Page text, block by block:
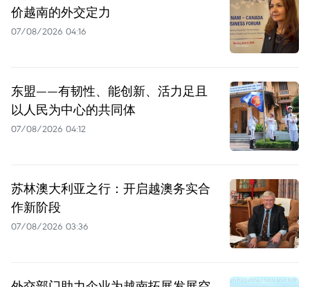
价越南的外交定力
07/08/2026 04:16
东盟——有韧性、能创新、活力足且
以人民为中心的共同体
07/08/2026 04:12
苏林澳大利亚之行：开启越澳务实合
作新阶段
07/08/2026 03:36